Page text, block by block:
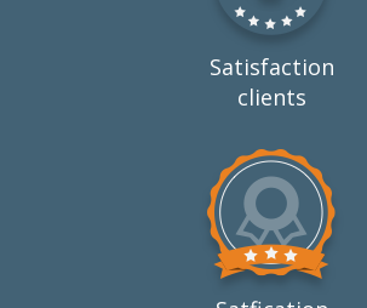
Satisfaction
clients